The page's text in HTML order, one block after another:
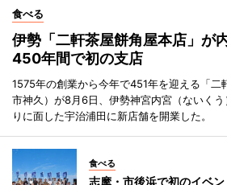
食べる
伊勢「二軒茶屋餅角屋本店」
450年間で初の支店
1575年の創業から今年で451年を迎える「二
市神久）が8月6日、伊勢神宮内宮（ないく
りに面した宇治浦田に新店舗を開業した。
食べる
志摩・市後浜で初のイベ